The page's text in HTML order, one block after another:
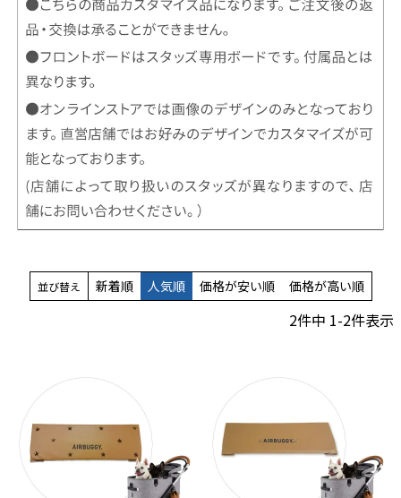
並び替え 新着順 人気順 価格が安い順 価格が高い順
2件中 1-2件表示